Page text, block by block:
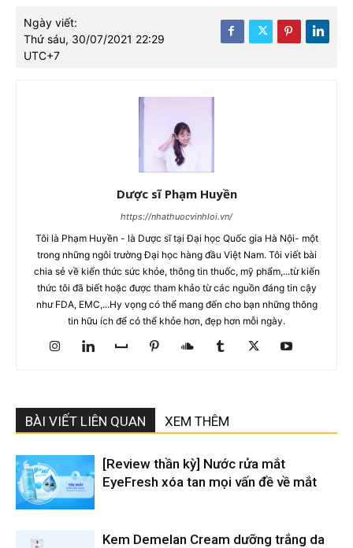
Ngày viết:
Thứ sáu, 30/07/2021 22:29
UTC+7
Dược sĩ Phạm Huyền
https://nhathuocvinhloi.vn/
Tôi là Phạm Huyền - là Dược sĩ tại Đại học Quốc gia Hà Nội- một
trong những ngôi trường Đại học hàng đầu Việt Nam. Tôi viết bài
chia sẻ về kiến thức sức khỏe, thông tin thuốc, mỹ phẩm,...từ kiến
thức tôi đã biết hoặc được tham khảo từ các nguồn đáng tin cậy
như FDA, EMC,...Hy vọng có thể mang đến cho bạn những thông
tin hữu ích để có thể khỏe hơn, đẹp hơn mỗi ngày.
BÀI VIẾT LIÊN QUAN XEM THÊM
[Review thần kỳ] Nước rửa mắt
EyeFresh xóa tan mọi vấn đề về mắt
Kem Demelan Cream dưỡng trắng da